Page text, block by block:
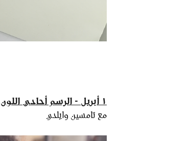
١ أبريل - الرسم أحادي اللون
مع تامسين وايلدي